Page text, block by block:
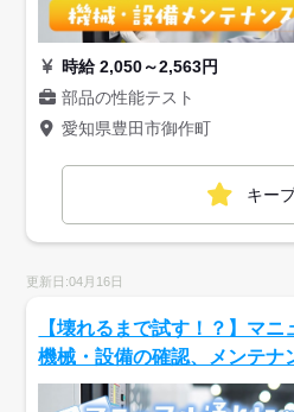
時給 2,050～2,563円
部品の性能テスト
愛知県豊田市御作町
キー
更新日:04月16日
【壊れるまで試す！？】マ
機械・設備の確認、メンテ